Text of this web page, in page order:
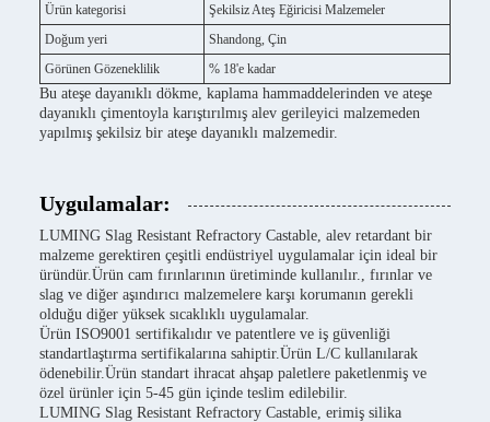
Ürün kategorisi
Şekilsiz Ateş Eğiricisi Malzemeler
Doğum yeri
Shandong, Çin
Görünen Gözeneklilik
% 18'e kadar
Bu ateşe dayanıklı dökme, kaplama hammaddelerinden ve ateşe
dayanıklı çimentoyla karıştırılmış alev gerileyici malzemeden
yapılmış şekilsiz bir ateşe dayanıklı malzemedir.
Uygulamalar:
LUMING Slag Resistant Refractory Castable, alev retardant bir
malzeme gerektiren çeşitli endüstriyel uygulamalar için ideal bir
üründür.Ürün cam fırınlarının üretiminde kullanılır., fırınlar ve
slag ve diğer aşındırıcı malzemelere karşı korumanın gerekli
olduğu diğer yüksek sıcaklıklı uygulamalar.
Ürün ISO9001 sertifikalıdır ve patentlere ve iş güvenliği
standartlaştırma sertifikalarına sahiptir.Ürün L/C kullanılarak
ödenebilir.Ürün standart ihracat ahşap paletlere paketlenmiş ve
özel ürünler için 5-45 gün içinde teslim edilebilir.
LUMING Slag Resistant Refractory Castable, erimiş silika